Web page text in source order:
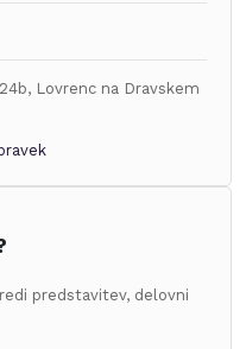
, Lovrenc na Dravskem
predstavitev, delovni